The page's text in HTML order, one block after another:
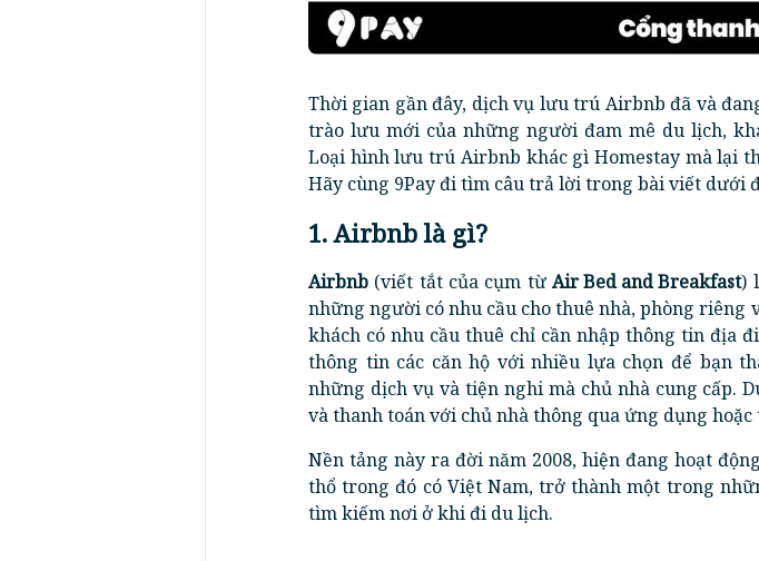
Thời gian gần đây, dịch vụ lưu trú Airbnb đã và
trào lưu mới của những người đam mê du lịch,
Loại hình lưu trú Airbnb khác gì Homestay mà lại
Hãy cùng 9Pay đi tìm câu trả lời trong bài viết dưới
1. Airbnb là gì?
Airbnb (viết tắt của cụm từAir Bed and Breakfast)
những người có nhu cầu cho thuê nhà, phòng riêng
khách có nhu cầu thuê chỉ cần nhập thông tin địa
thông tin các căn hộ với nhiều lựa chọn để bạn
những dịch vụ và tiện nghi mà chủ nhà cung cấp.
và thanh toán với chủ nhà thông qua ứng dụng
Nền tảng này ra đời năm 2008, hiện đang hoạt
thổ trong đó có Việt Nam, trở thành một trong
tìm kiếm nơi ở khi đi du lịch.